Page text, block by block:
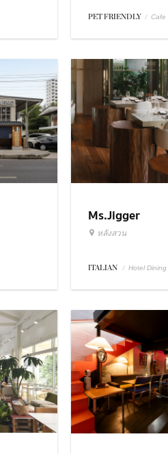
PET FRIENDLY / Cafe
Ms.Jigger
หลังสวน
ITALIAN / Hotel Dining